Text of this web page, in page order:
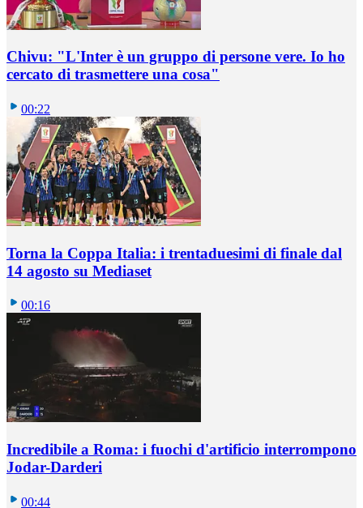
Chivu: "L'Inter è un gruppo di persone vere. Io ho
cercato di trasmettere una cosa"
00:22
Torna la Coppa Italia: i trentaduesimi di finale dal
14 agosto su Mediaset
00:16
Incredibile a Roma: i fuochi d'artificio interrompono
Jodar-Darderi
00:44